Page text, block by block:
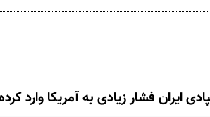
ایران فشار زیادی به آمریکا وارد